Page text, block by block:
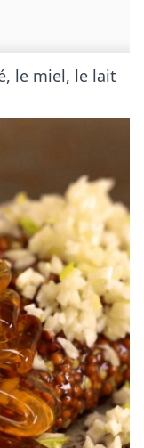
le miel, le lait